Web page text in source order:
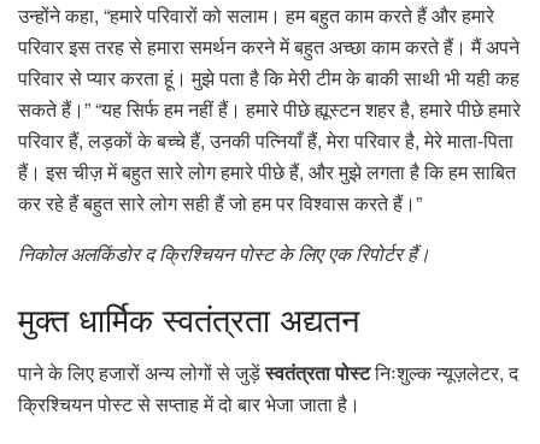
उन्होंने कहा, “हमारे परिवारों को सलाम। हम बहुत काम करते हैं और हमारे
परिवार इस तरह से हमारा समर्थन करने में बहुत अच्छा काम करते हैं। मैं अपने
परिवार से प्यार करता हूं। मुझे पता है कि मेरी टीम के बाकी साथी भी यही कह
सकते हैं।” “यह सिर्फ हम नहीं हैं। हमारे पीछे ह्यूस्टन शहर है, हमारे पीछे हमारे
परिवार हैं, लड़कों के बच्चे हैं, उनकी पत्नियाँ हैं, मेरा परिवार है, मेरे माता-पिता
हैं। इस चीज़ में बहुत सारे लोग हमारे पीछे हैं, और मुझे लगता है कि हम साबित
कर रहे हैं बहुत सारे लोग सही हैं जो हम पर विश्वास करते हैं।”
निकोल अलकिंडोर द क्रिश्चियन पोस्ट के लिए एक रिपोर्टर हैं।
मुक्तधार्मिक स्वतंत्रता अद्यतन
पाने के लिए हजारों अन्य लोगों से जुड़ेंस्वतंत्रता पोस्टनिःशुल्क न्यूज़लेटर, द
क्रिश्चियन पोस्ट से सप्ताह में दो बार भेजा जाता है।